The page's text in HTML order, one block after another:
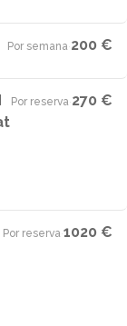
Por semana·200 €
Por reserva·270 €
Por reserva·1020 €